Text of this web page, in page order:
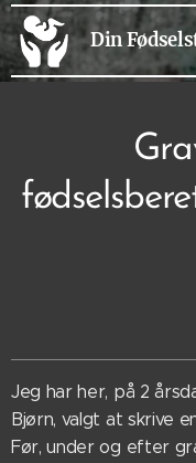
Din
Jeg har her, på 2
Bjørn, valgt at skrive
Før, under og efter